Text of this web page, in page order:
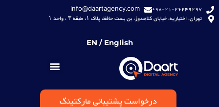
98-21-26249297+
info@daartagency.com
تهران، اختیاریه، خیابان کلاهدوز، بن بست حافظ، پلاک ۱، طبقه ۳ ، واحد ۱
EN / English
درخواست پشتیبانی مارکتینگ